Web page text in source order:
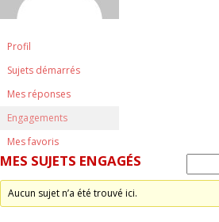
Profil
Sujets démarrés
Mes réponses
Engagements
Mes favoris
MES SUJETS ENGAGÉS
Aucun sujet n’a été trouvé ici.